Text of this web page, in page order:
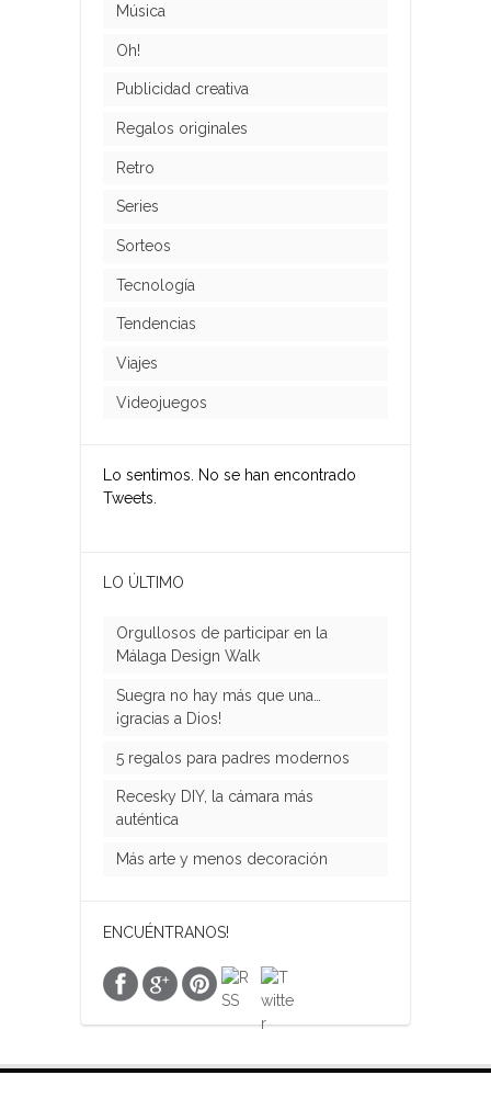
Música
Oh!
Publicidad creativa
Regalos originales
Retro
Series
Sorteos
Tecnología
Tendencias
Viajes
Videojuegos
Lo sentimos. No se han encontrado
Tweets.
LO ÚLTIMO
Orgullosos de participar en la
Málaga Design Walk
Suegra no hay más que una…
¡gracias a Dios!
5 regalos para padres modernos
Recesky DIY, la cámara más
auténtica
Más arte y menos decoración
ENCUÉNTRANOS!